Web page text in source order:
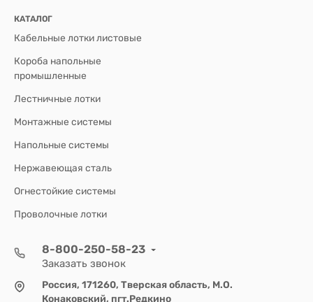
КАТАЛОГ
Кабельные лотки листовые
Короба напольные
промышленные
Лестничные лотки
Монтажные системы
Напольные системы
Нержавеющая сталь
Огнестойкие системы
Проволочные лотки
8-800-250-58-23
Заказать звонок
Россия, 171260, Тверская область, М.О.
Конаковский, пгт.Редкино